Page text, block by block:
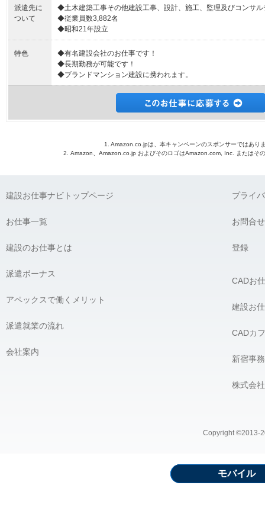
派遣先に
ついて
◆土木建築工事その他建設工事、設計、施工、監理及びコンサル
◆従業員数3,882名
◆昭和21年設立
特色
◆有名建設会社のお仕事です！
◆長期勤務が可能です！
◆ブランドマンション建設に携われます。
1. Amazon.co.jpは、本キャンペーンのスポンサーではあり
2. Amazon、Amazon.co.jp およびそのロゴはAmazon.com, Inc. またはそ
建設お仕事ナビトップページ
お仕事一覧
建設のお仕事とは
派遣ボーナス
アペックスで働くメリット
派遣就業の流れ
会社案内
プライ
お問合せ
登録
CADお
建設お
CADカ
新宿事
株式会
Copyright ©2013-
モバイル